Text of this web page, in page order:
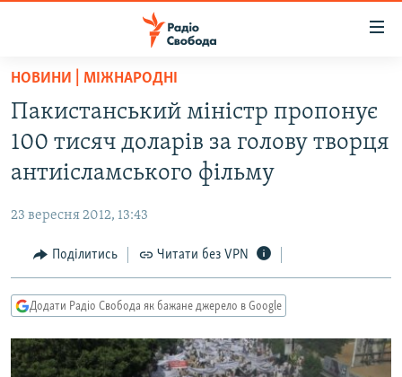
Перейти
основного
матеріалу
до
основної
навігації
Перейти
до
пошуку
ЕКОНОМІКА
СУСПІЛЬСТВО
УКРАЇНА
РОСІЙСЬКА «ФІЛЬТРАЦІЯ»
ДОНБАС.РЕАЛІЇ
ТИ ЯК?
СХЕМИ
НОВИНИ | МІЖНАРОДНІ
Пакистанський міністр пропонує
100 тисяч доларів за голову творця
антиісламського фільму
23 вересня 2012, 13:43
Поділитись Читати без VPN
Додати Радіо Свобода як бажане джерело в Google